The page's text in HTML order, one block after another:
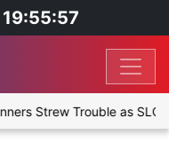
Strew Trouble as SLC